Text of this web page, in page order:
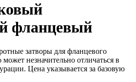
фланцевый
затворы для фланцевого
незначительно отличаться в
Цена указывается за базовую